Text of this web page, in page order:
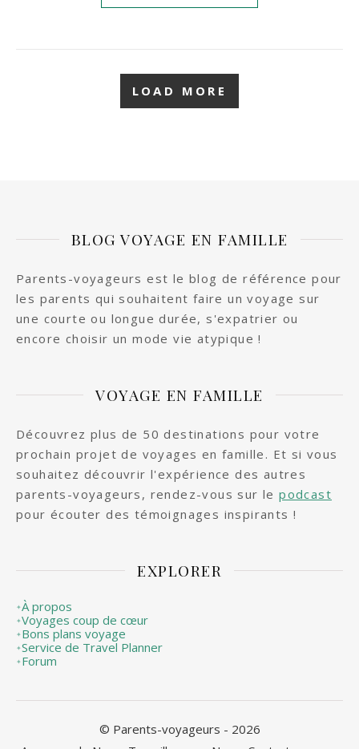
LOAD MORE
BLOG VOYAGE EN FAMILLE
Parents-voyageurs est le blog de référence pour
les parents qui souhaitent faire un voyage sur
une courte ou longue durée, s'expatrier ou
encore choisir un mode vie atypique !
VOYAGE EN FAMILLE
Découvrez plus de 50 destinations pour votre
prochain projet de voyages en famille. Et si vous
souhaitez découvrir l'expérience des autres
parents-voyageurs, rendez-vous sur lepodcast
pour écouter des témoignages inspirants !
EXPLORER
✦À propos
✦Voyages coup de cœur
✦Bons plans voyage
✦Service de Travel Planner
✦Forum
© Parents-voyageurs - 2026